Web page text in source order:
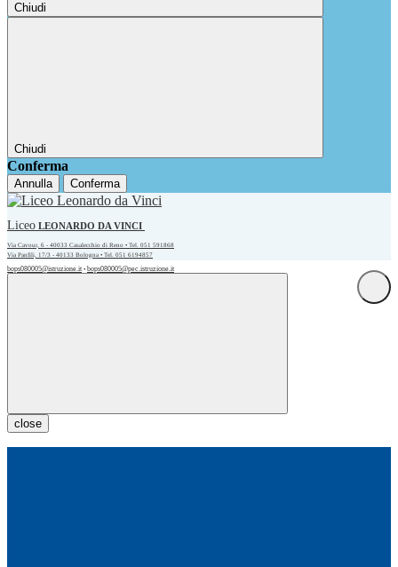
Chiudi
Chiudi
Conferma
Annulla Conferma
Liceo LEONARDO DA VINCI
Via Cavour, 6 - 40033 Casalecchio di Reno • Tel. 051 591868
Via Panfili, 17/3 - 40133 Bologna • Tel. 051 6194857
bops080005@istruzione.it • bops080005@pec.istruzione.it
close